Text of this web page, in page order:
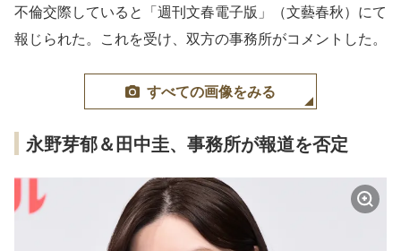
不倫交際していると「週刊文春電子版」（文藝春秋）にて
報じられた。これを受け、双方の事務所がコメントした。
すべての画像をみる
永野芽郁＆田中圭、事務所が報道を否定